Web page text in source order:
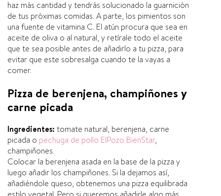
haz más cantidad y tendrás solucionado la guarnición
de tus próximas comidas. A parte, los pimientos son
una fuente de vitamina C. El atún procura que sea en
aceite de oliva o al natural, y retí­rale todo el aceite
que te sea posible antes de añadirlo a tu pizza, para
evitar que este sobresalga cuando te la vayas a
comer.
Pizza de berenjena, champiñones y
carne picada
Ingredientes: tomate natural, berenjena, carne
picada o pechuga de pollo ElPozo BienStar,
champiñones.
Colocar la berenjena asada en la base de la pizza y
luego añadir los champiñones. Si la dejamos así­,
añadiéndole queso, obtenemos una pizza equilibrada